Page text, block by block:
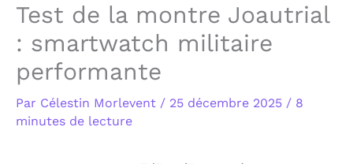
Test de la montre Joautrial
: smartwatch militaire
performante
Par Célestin Morlevent / 25 décembre 2025 / 8
minutes de lecture